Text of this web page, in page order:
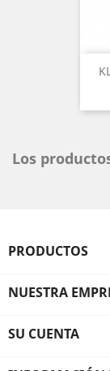
Los
PRODUCTOS
NUESTRA
SU CUENTA